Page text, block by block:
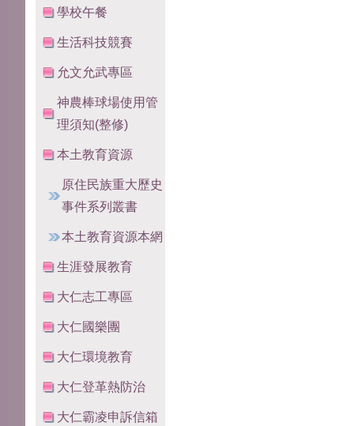
學校午餐
生活科技競賽
允文允武專區
神農棒球場使用管
理須知(整修)
本土教育資源
原住民族重大歷史
事件系列叢書
本土教育資源本網
生涯發展教育
大仁志工專區
大仁國樂團
大仁環境教育
大仁登革熱防治
大仁霸凌申訴信箱